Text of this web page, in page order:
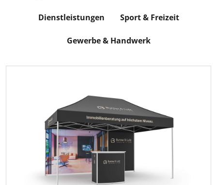
Dienstleistungen Sport & Freizeit
Gewerbe & Handwerk